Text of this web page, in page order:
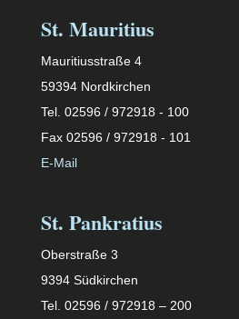
St. Mauritius
Mauritiusstraße 4
59394 Nordkirchen
Tel. 02596 / 972918 - 100
Fax 02596 / 972918 - 101
E-Mail
St. Pankratius
Oberstraße 3
9394 Südkirchen
Tel. 02596 / 972918 – 200